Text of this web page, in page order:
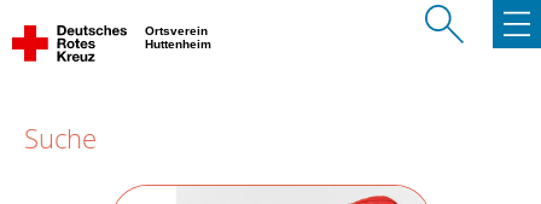
Ortsverein
Huttenheim
Suche